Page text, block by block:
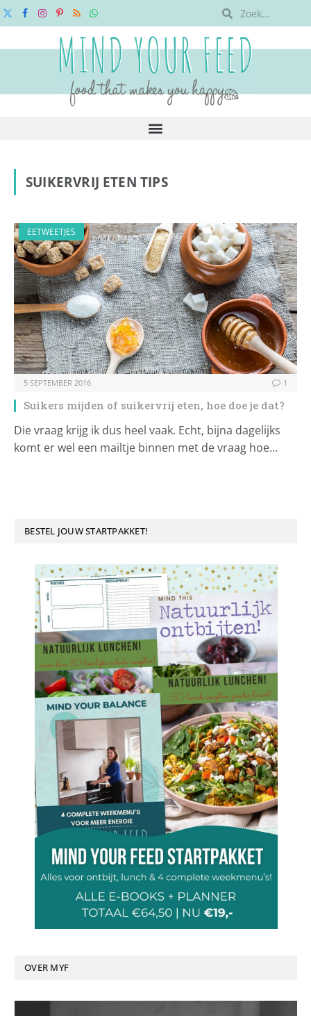
X
FacebookInstagram
Pinterest
RSSWhatsApp
SUIKERVRIJ ETEN TIPS
EETWEETJES
5 SEPTEMBER 2016 1
Suikers mijden of suikervrij eten, hoe doe je dat?
Die vraag krijg ik dus heel vaak. Echt, bijna dagelijks
komt er wel een mailtje binnen met de vraag hoe…
BESTEL JOUW STARTPAKKET!
OVER MYF